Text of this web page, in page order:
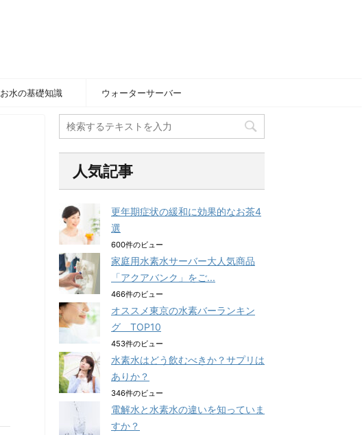
お水の基礎知識 ウォーターサーバー
人気記事
更年期症状の緩和に効果的なお茶4
選
600件のビュー
家庭用水素水サーバー大人気商品
「アクアバンク」をご...
466件のビュー
オススメ東京の水素バーランキン
グ TOP10
453件のビュー
水素水はどう飲むべきか？サプリは
ありか？
346件のビュー
電解水と水素水の違いを知っていま
すか？